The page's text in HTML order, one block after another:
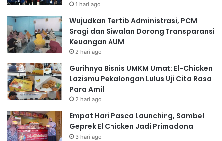
1 hari ago
Wujudkan Tertib Administrasi, PCM
Sragi dan Siwalan Dorong Transparansi
Keuangan AUM
2 hari ago
Gurihnya Bisnis UMKM Umat: El-Chicken
Lazismu Pekalongan Lulus Uji Cita Rasa
Para Amil
2 hari ago
Empat Hari Pasca Launching, Sambel
Geprek El Chicken Jadi Primadona
3 hari ago